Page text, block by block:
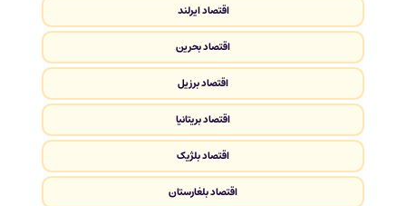
اقتصاد ایرلند
اقتصاد بحرین
اقتصاد برزیل
اقتصاد بریتانیا
اقتصاد بلژیک
اقتصاد بلغارستان